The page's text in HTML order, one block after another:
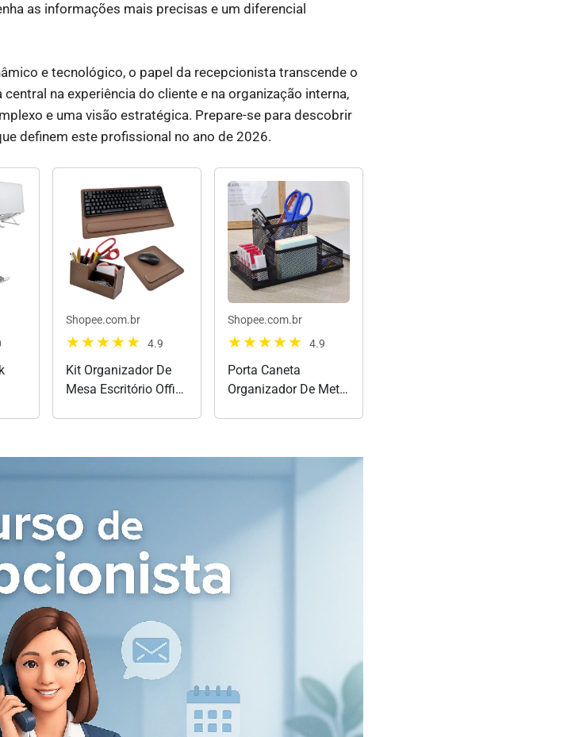
as informações mais precisas e um diferencial
e tecnológico, o papel da recepcionista transcende o
na experiência do cliente e na organização interna,
e uma visão estratégica. Prepare-se para descobrir
definem este profissional no ano de 2026.
Shopee.com.br
4.9
Kit Organizador De
Mesa Escritório Office
Shopee.com.br
4.9
Porta Caneta
Organizador De Metal